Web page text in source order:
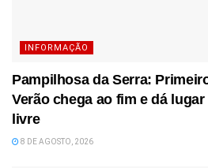
INFORMAÇÃO
Pampilhosa da Serra:
Verão chega ao fim e dá
livre
8 DE AGOSTO, 2026